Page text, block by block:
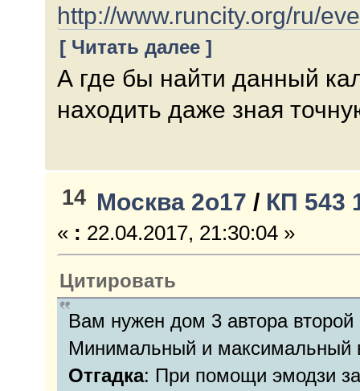
http://www.runcity.org/ru/
[ Читать далее ]
А где бы найти данный
находить даже зная
14 Москва 2о17 / КП 543
« : 22.04.2017, 21:30:04 »
Цитировать
Вам нужен дом 3 автора второй
Минимальный и максимальный
Отгадка: При помощи эмодзи